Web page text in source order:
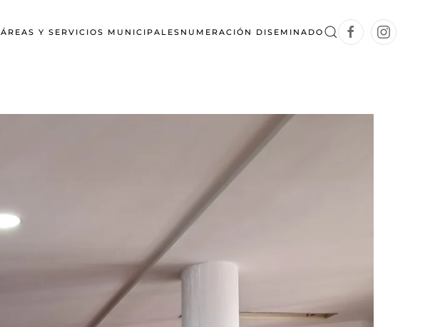
ÁREAS Y SERVICIOS MUNICIPALES NUMERACIÓN DISEMINADO